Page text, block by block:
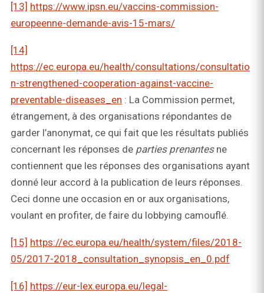
[13] https://www.ipsn.eu/vaccins-commission-
europeenne-demande-avis-15-mars/
[14]
https://ec.europa.eu/health/consultations/consultatio
n-strengthened-cooperation-against-vaccine-
preventable-diseases_en : La Commission permet,
étrangement, à des organisations répondantes de
garder l’anonymat, ce qui fait que les résultats publiés
concernant les réponses de parties prenantesne
contiennent que les réponses des organisations ayant
donné leur accord à la publication de leurs réponses.
Ceci donne une occasion en or aux organisations,
voulant en profiter, de faire du lobbying camouflé.
[15] https://ec.europa.eu/health/system/files/2018-
05/2017-2018_consultation_synopsis_en_0.pdf
[16] https://eur-lex.europa.eu/legal-